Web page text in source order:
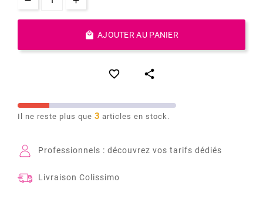
 AJOUTER AU PANIER
 
Il ne reste plus que 3 articles en stock.
Professionnels : découvrez vos tarifs dédiés
Livraison Colissimo